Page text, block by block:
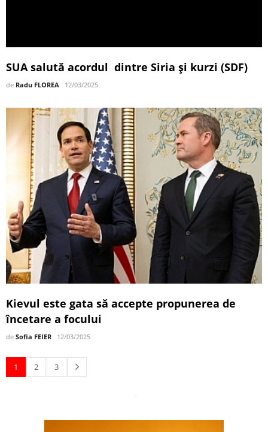
SUA salută acordul dintre Siria și kurzi (SDF)
de Radu FLOREA 12/03/2025
Kievul este gata să accepte propunerea de
încetare a focului
de Sofia FEIER 12/03/2025
1 2 3